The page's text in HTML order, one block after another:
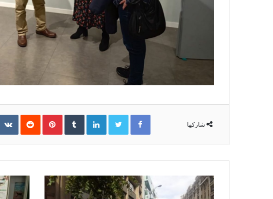
شاركها
Facebook
Twitter
LinkedIn
‏Tumblr
Pinterest
‏Reddit